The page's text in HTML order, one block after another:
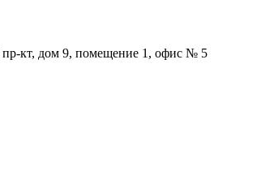
пр-кт, дом 9, помещение 1, офис № 5